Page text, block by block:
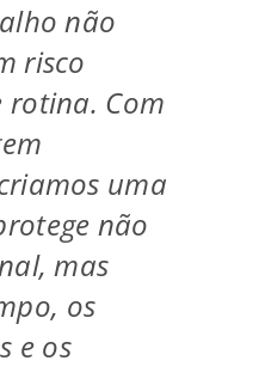
não
risco
rotina. Com
uma
não
mas
os
e os